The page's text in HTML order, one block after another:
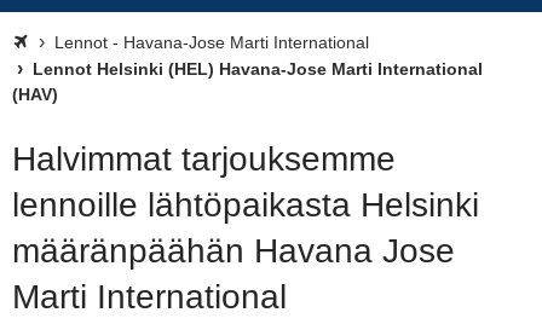
Lennot - Havana-Jose Marti International
Lennot Helsinki (HEL) Havana-Jose Marti International
(HAV)
Halvimmat tarjouksemme
lennoille lähtöpaikasta Helsinki
määränpäähän Havana Jose
Marti International